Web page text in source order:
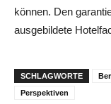
können. Den
ausgebildete
SCHLAGWORTE
Perspektiven